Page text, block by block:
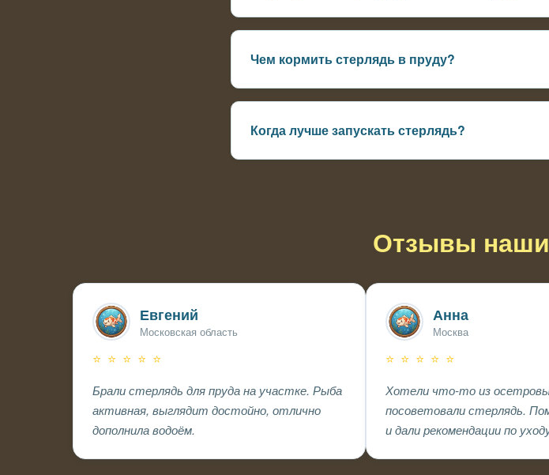
Да, при условии хорошего качества воды и
Чем кормить стерлядь в пруду?
Используются специальные корма для осетровых, а
Когда лучше запускать стерлядь?
Отзывы
Евгений
Московская область
⭐ ⭐ ⭐ ⭐ ⭐
Брали стерлядь для пруда на участке. Рыба
активная, выглядит достойно, отлично
дополнила водоём.
Анна
Москва
⭐ ⭐ ⭐ ⭐ ⭐
Хотели что-то из
посоветовали стерлядь.
и дали рекомендации по